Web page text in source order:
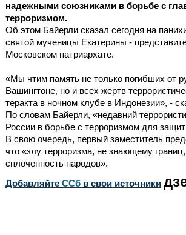
надежными союзниками в борьбе с
терроризмом.
Об этом Байерли сказал сегодня на
святой мученицы Екатерины -
Московском патриархате.
«Мы чтим память не только погибших от
Вашингтоне, но и всех жертв
теракта в ночном клубе в Индонезии», -
По словам Байерли, «недавний
России в борьбе с терроризмом для
В свою очередь, первый заместитель
что «злу терроризма, не знающему
сплоченность народов».
Добавляйте CСб в свои источники